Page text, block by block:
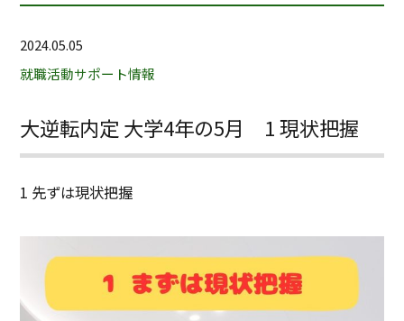
2024.05.05
就職活動サポート情報
大逆転内定 大学4年の5月 1 現状把握
1 先ずは現状把握